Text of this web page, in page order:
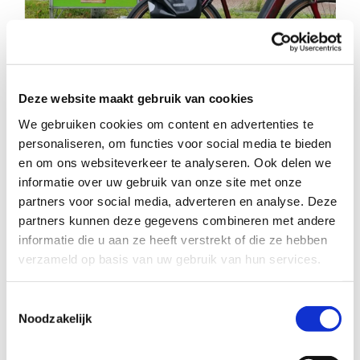
Deze website maakt gebruik van cookies
We gebruiken cookies om content en advertenties te
personaliseren, om functies voor social media te bieden
en om ons websiteverkeer te analyseren. Ook delen we
informatie over uw gebruik van onze site met onze
partners voor social media, adverteren en analyse. Deze
partners kunnen deze gegevens combineren met andere
informatie die u aan ze heeft verstrekt of die ze hebben
verzameld op basis van uw gebruik van hun services.
Noodzakelijk
naar:
25ste Buurtgezinnen-koppeling van dit
18 okt 2024 – DRACHTEN – Begin oktober is de 25-ste
Buurtgezinnen-koppeling van dit jaar gemaakt in
Smallingerland.
Het steungezin vertelt: “We hebben het goed dat willen
we graag delen”. En als de kinderen het leuk hebben dan
is er ook een win-win situatie.
Lees het hele artikel